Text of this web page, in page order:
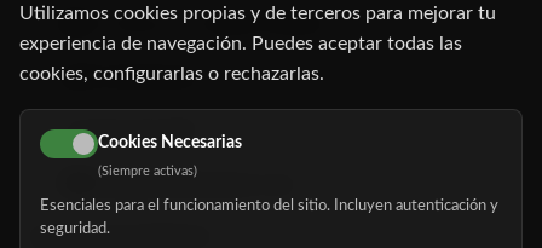
C/ Oruro, 11. 28016 Madrid
91 345 06 26
616 113 103
hola@mundomayor.com
Buscador de residencias
Utilizamos cookies propias y de terceros para mejorar tu
experiencia de navegación. Puedes aceptar todas las
cookies, configurarlas o rechazarlas.
Cookies Necesarias
(Siempre activas)
Esenciales para el funcionamiento del sitio. Incluyen autenticación y
seguridad.